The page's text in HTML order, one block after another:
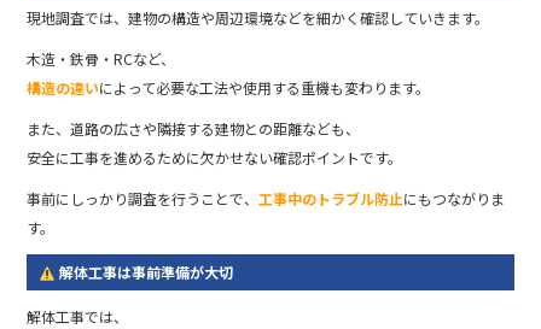
現地調査では、建物の構造や周辺環境などを細かく確認していきます。
木造・鉄骨・RCなど、
構造の違いによって必要な工法や使用する重機も変わります。
また、道路の広さや隣接する建物との距離なども、
安全に工事を進めるために欠かせない確認ポイントです。
事前にしっかり調査を行うことで、 工事中のトラブル防止にもつながりま
す。
解体工事は事前準備が大切
解体工事では、